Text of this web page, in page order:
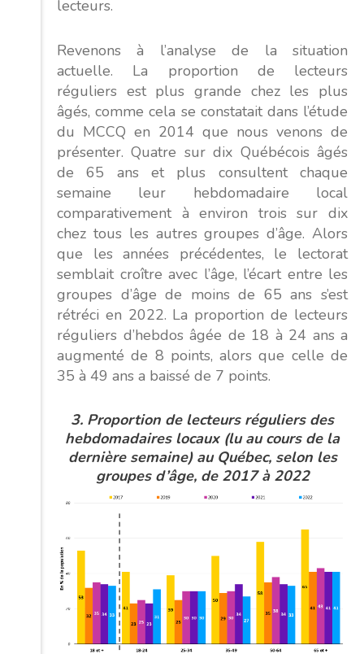
lecteurs.
Revenons à l’analyse de la situation
actuelle. La proportion de lecteurs
réguliers est plus grande chez les plus
âgés, comme cela se constatait dans l’étude
du MCCQ en 2014 que nous venons de
présenter. Quatre sur dix Québécois âgés
de 65 ans et plus consultent chaque
semaine leur hebdomadaire local
comparativement à environ trois sur dix
chez tous les autres groupes d’âge. Alors
que les années précédentes, le lectorat
semblait croître avec l’âge, l’écart entre les
groupes d’âge de moins de 65 ans s’est
rétréci en 2022. La proportion de lecteurs
réguliers d’hebdos âgée de 18 à 24 ans a
augmenté de 8 points, alors que celle de
35 à 49 ans a baissé de 7 points.
3. Proportion de lecteurs réguliers des
hebdomadaires locaux (lu au cours de la
dernière semaine) au Québec, selon les
groupes d’âge, de 2017 à 2022